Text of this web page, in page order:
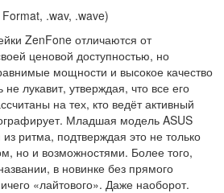
.wav, .wave)
ZenFone отличаются от
ценовой доступностью, но
мощности и высокое качество
лукавит, утверждая, что все его
на тех, кто ведёт активный
Младшая модель ASUS
ритма, подтверждая это не только
но и возможностями. Более того,
в новинке без прямого
«лайтового». Даже наоборот.